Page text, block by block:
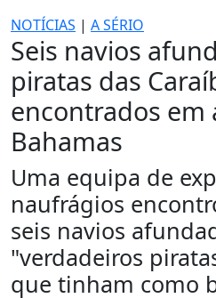
NOTÍCIAS | A SÉRIO
Seis navios
piratas das
encontrados em
Bahamas
Uma equipa de
naufrágios
seis navios
"verdadeiros
que tinham como